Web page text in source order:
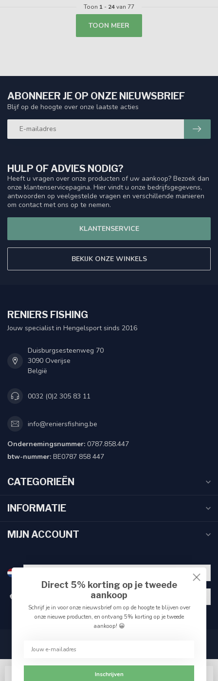
Toon 1 - 24van 77
TOON MEER
HULP OF ADVIES NODIG?
Heeft u vragen over onze producten of uw aankoop? Bezoek dan
onze klantenservicepagina. Hier vindt u onze bedrijfsgegevens,
antwoorden op veelgestelde vragen en verschillende manieren
om contact met ons op te nemen.
KLANTENSERVICE
BEKIJK ONZE WINKELS
ABONNEER JE OP ONZE NIEUWSBRIEF
Blijf op de hoogte over onze laatste acties
RENIERS FISHING
Jouw specialist in Hengelsport sinds 2016
Duisburgsesteenweg 70
3090 Overijse
België
0032 (0)2 305 83 11
info@reniersfishing.be
Ondernemingsnummer: 0787.858.447
btw-nummer: BE0787 858 447
CATEGORIEËN
INFORMATIE
MIJN ACCOUNT
€
Wij slaan cookies op om onze website te verbeteren.
Direct 5% korting op je tweede
aankoop
Schrijf je in voor onze nieuwsbrief om op de hoogte te blijven over
onze nieuwe producten, en ontvang 5% korting op je tweede
aankoop! 😀
Inschrijven